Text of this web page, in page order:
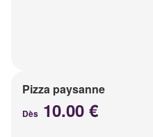
Pizza paysanne
Dès 10.00 €